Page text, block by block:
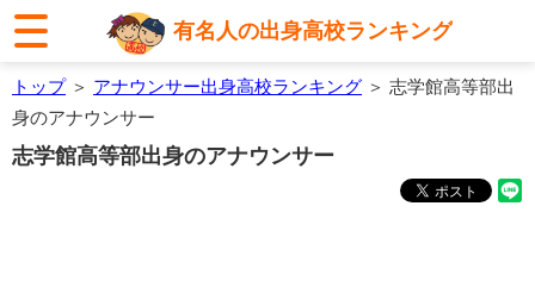
有名人の出身高校ランキング
トップ＞ アナウンサー出身高校ランキング ＞ 志学館高等部出
身のアナウンサー
志学館高等部出身のアナウンサー